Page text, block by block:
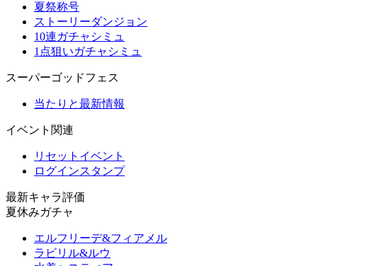
夏祭称号
ストーリーダンジョン
10連ガチャシミュ
1点狙いガチャシミュ
スーパーゴッドフェス
当たりと最新情報
イベント関連
リセットイベント
ログインスタンプ
最新キャラ評価
夏休みガチャ
エルフリーデ&フィアメル
ラビリル&ルウ